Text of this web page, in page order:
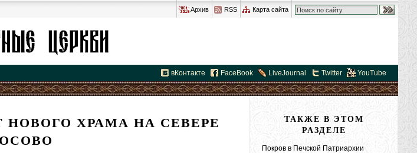
Архив RSS Карта сайта
вКонтакте FaceBook LiveJournal Twitter YouTube
ХРАМА НА СЕВЕРЕ
ТАКЖЕ В ЭТОМ
РАЗДЕЛЕ
Покров в Печской Патриархии